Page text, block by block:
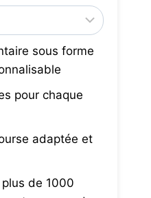
sous forme
pour chaque
adaptée et
de 1000